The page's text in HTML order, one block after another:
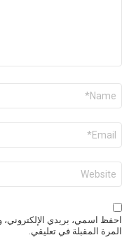
الاسم
البريد
الإلكتروني
*
الموقع
الإلكتروني
احفظ اسمي، بريدي الإلكتروني،
المرة المقبلة في تعليقي.